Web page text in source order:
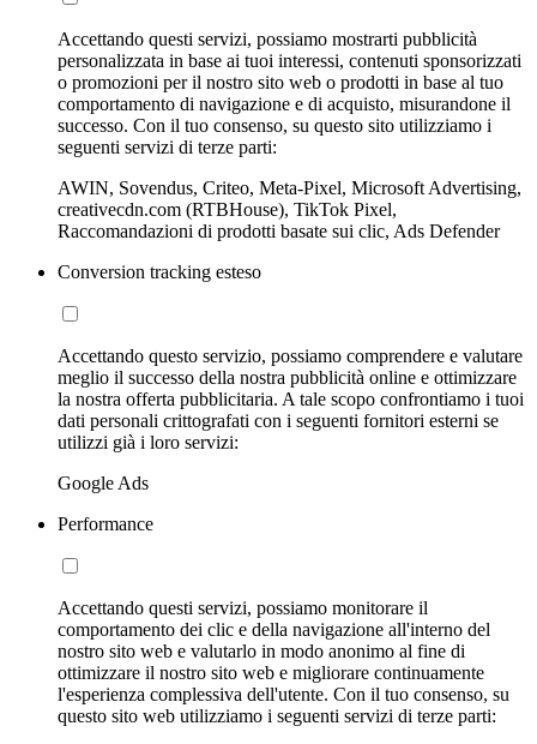
Accettando questi servizi, possiamo mostrarti pubblicità
personalizzata in base ai tuoi interessi, contenuti sponsorizzati
o promozioni per il nostro sito web o prodotti in base al tuo
comportamento di navigazione e di acquisto, misurandone il
successo. Con il tuo consenso, su questo sito utilizziamo i
seguenti servizi di terze parti:
AWIN, Sovendus, Criteo, Meta-Pixel, Microsoft Advertising,
creativecdn.com (RTBHouse), TikTok Pixel,
Raccomandazioni di prodotti basate sui clic, Ads Defender
Conversion tracking esteso
Accettando questo servizio, possiamo comprendere e valutare
meglio il successo della nostra pubblicità online e ottimizzare
la nostra offerta pubblicitaria. A tale scopo confrontiamo i tuoi
dati personali crittografati con i seguenti fornitori esterni se
utilizzi già i loro servizi:
Google Ads
Performance
Accettando questi servizi, possiamo monitorare il
comportamento dei clic e della navigazione all'interno del
nostro sito web e valutarlo in modo anonimo al fine di
ottimizzare il nostro sito web e migliorare continuamente
l'esperienza complessiva dell'utente. Con il tuo consenso, su
questo sito web utilizziamo i seguenti servizi di terze parti: